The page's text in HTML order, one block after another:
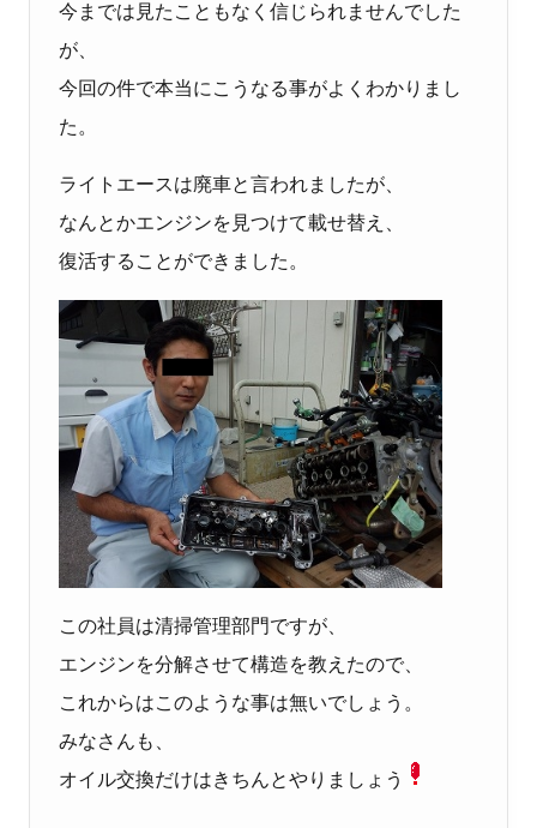
今までは見たこともなく信じられませんでした
が、
今回の件で本当にこうなる事がよくわかりまし
た。
ライトエースは廃車と言われましたが、
なんとかエンジンを見つけて載せ替え、
復活することができました。
この社員は清掃管理部門ですが、
エンジンを分解させて構造を教えたので、
これからはこのような事は無いでしょう。
みなさんも、
オイル交換だけはきちんとやりましょう